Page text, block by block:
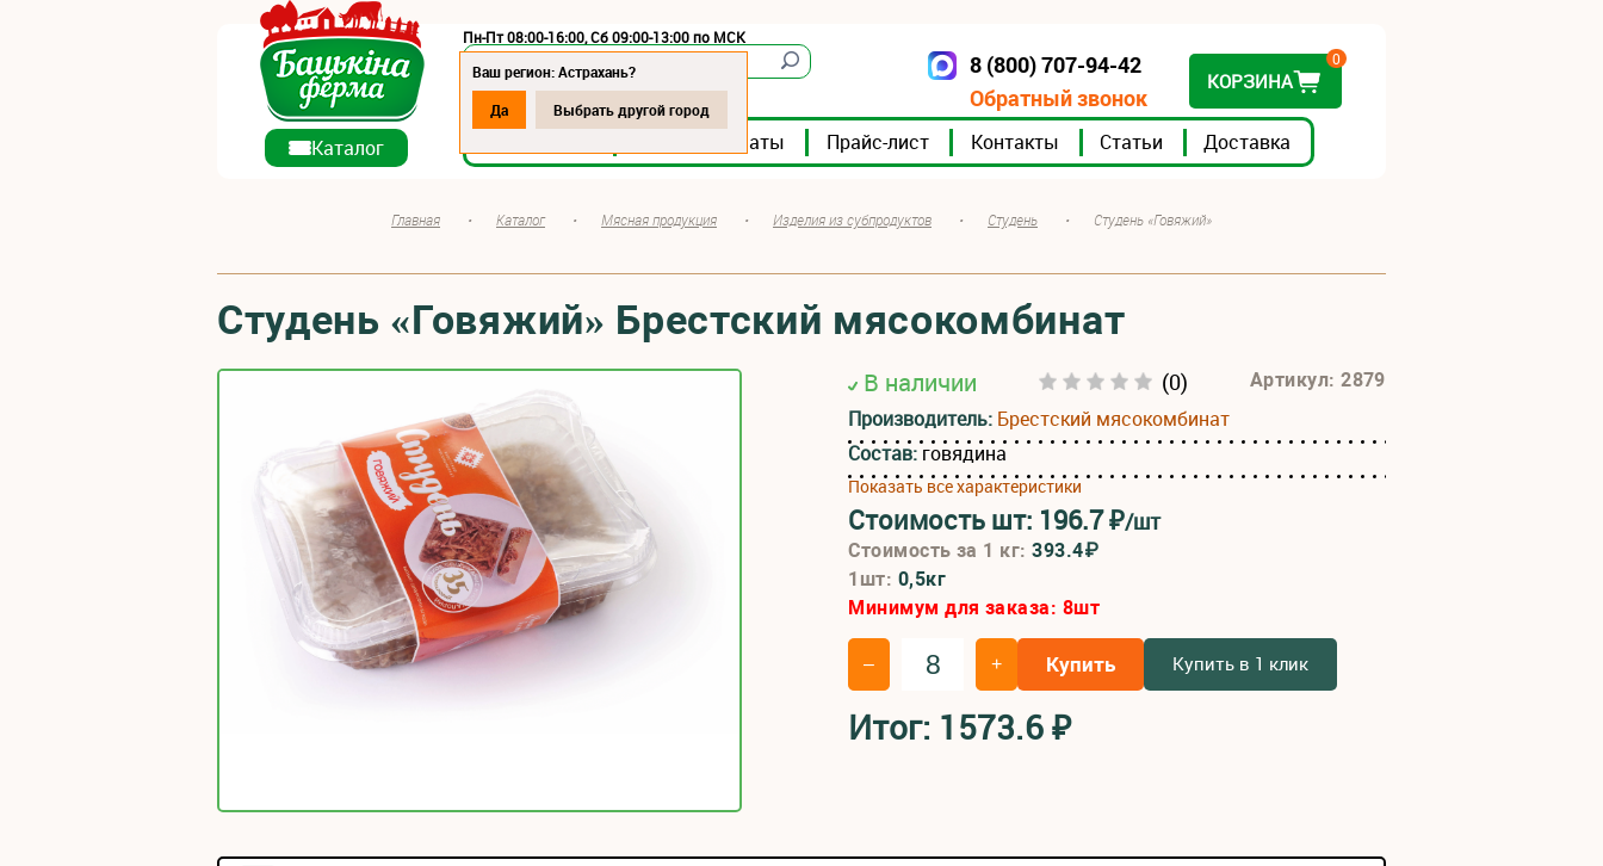
Пн-Пт 08:00-16:00, Сб 09:00-13:00 по МСК
Мясокомбинаты Прайс-лист Контакты Статьи Доставка
8 (800) 707-94-42
Обратный звонок
КОРЗИНА
0
Ваш регион: Астрахань?
Да
Выбрать другой город
Каталог
Главная • Каталог • Мясная продукция • Изделия из субпродуктов • Студень • Студень «Говяжий»
Студень «Говяжий» Брестский мясокомбинат
В наличии (0) Артикул: 2879
Производитель: Брестский мясокомбинат
Состав: говядина
Показать все характеристики
Стоимость шт: 196.7₽/шт
Стоимость за 1 кг:393.4₽
1шт: 0,5кг
Минимум для заказа: 8шт
– + Купить Купить в 1 клик
Итог: 1573.6₽